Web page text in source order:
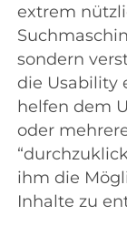
extrem
sondern
die Usability
helfen dem
oder
ihm die
Inhalte zu